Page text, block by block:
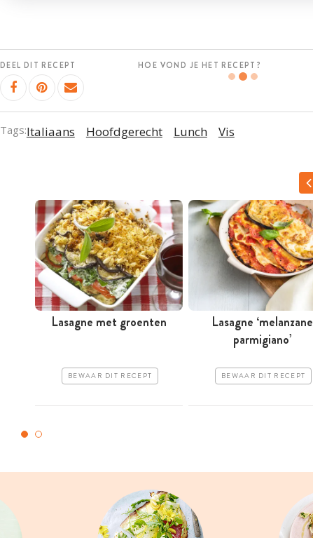
DEEL DIT RECEPT HOE VOND JE HET RECEPT?
Tags:Italiaans Hoofdgerecht Lunch Vis
Lasagne met groenten
BEWAAR DIT RECEPT
Lasagne ‘melanzane
parmigiano’
BEWAAR DIT RECEPT